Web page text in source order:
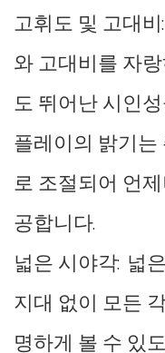
고휘도 및 고대
와 고대비를 자
도 뛰어난 시인
플레이의 밝기는
로 조절되어 언
공합니다.
넓은 시야각: 넓
지대 없이 모든
명하게 볼 수 있